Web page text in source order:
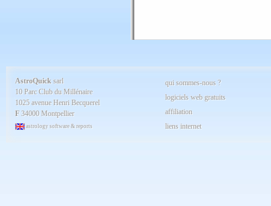
Septembre 2024
Avril 2024
Mars 2024
Février 2024
Janvier 2024
Décembre 2023
Novembre 2023
AstroQuick sarl
10 Parc Club du Millénaire
1025 avenue Henri Becquerel
F34000 Montpellier
astrology software & reports
qui sommes-nous ?
logiciels web gratuits
affiliation
liens internet